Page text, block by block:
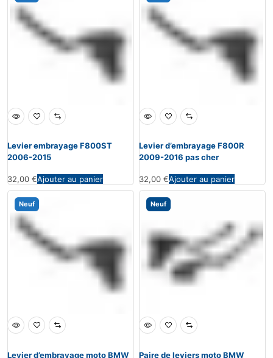
Levier embrayage F800ST
2006-2015
32,00 €Ajouter au panier
Levier d’embrayage F800R
2009-2016 pas cher
32,00 €Ajouter au panier
Neuf
Levier d’embrayage moto BMW
Neuf
Paire de leviers moto BMW